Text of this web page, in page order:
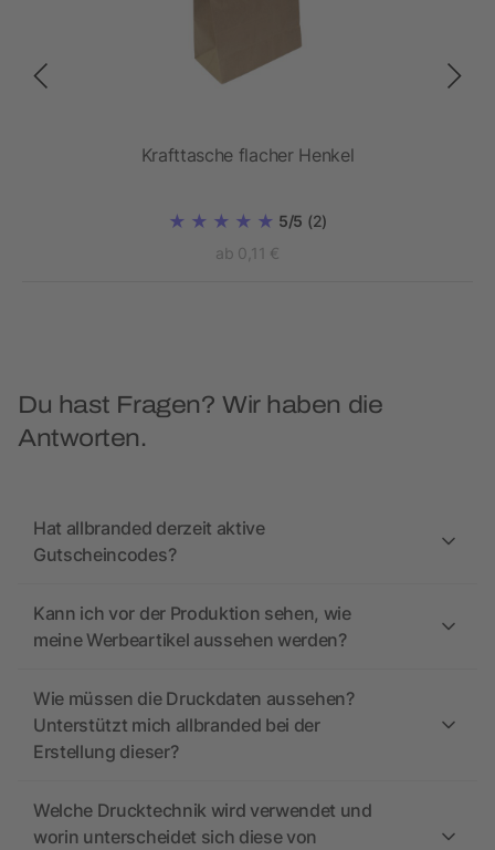
Krafttasche flacher Henkel
5/5 (2)
ab 0,11 €
Du hast Fragen? Wir haben die
Antworten.
Hat allbranded derzeit aktive
Gutscheincodes?
Kann ich vor der Produktion sehen, wie
meine Werbeartikel aussehen werden?
Wie müssen die Druckdaten aussehen?
Unterstützt mich allbranded bei der
Erstellung dieser?
Welche Drucktechnik wird verwendet und
worin unterscheidet sich diese von